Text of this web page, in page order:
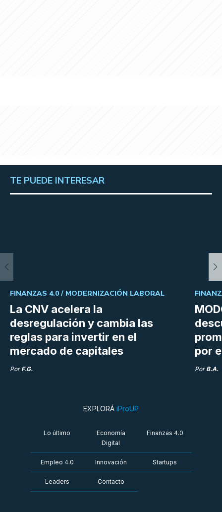
TE PUEDE INTERESAR
La CNV acelera la
desregulación y cambia las
reglas para invertir en el
mercado de capitales
FINANZAS 4.0 / MODERNIZACIÓN LABORAL
Por F.G.
por
Por B.A.
EXPLORÁ iProUP
Lo último
Economía
Digital
Finanzas 4.0
Empleo 4.0 Innovación Startups
Leaders Contacto